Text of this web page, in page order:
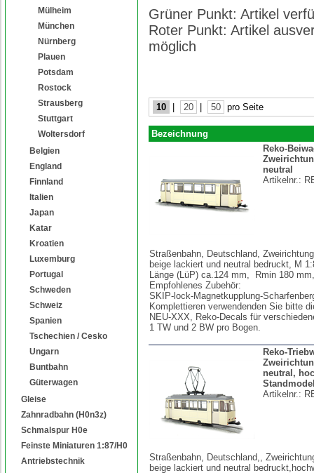
Mülheim
München
Nürnberg
Plauen
Potsdam
Rostock
Strausberg
Stuttgart
Woltersdorf
Belgien
England
Finnland
Italien
Japan
Katar
Kroatien
Luxemburg
Portugal
Schweden
Schweiz
Spanien
Tschechien / Cesko
Ungarn
Buntbahn
Güterwagen
Gleise
Zahnradbahn (H0n3z)
Schmalspur H0e
Feinste Miniaturen 1:87/H0
Antriebstechnik
Grüner Punkt: Artikel
Roter Punkt: Artikel
möglich
10 20 50 pro Seite
Bezeichnung
Reko-
neutral
Artikelnr.:
Straßenbahn, Deutschland,
beige lackiert und neutral bedruckt, M
Länge (LüP) ca.124 mm, Rmin 180
Empfohlenes Zubehör:
SKIP-lock-Magnetkupplung-
Komplettieren verwendenden Sie bitte
NEU-XXX, Reko-Decals für
1 TW und 2 BW pro Bogen.
Reko-
neutral,
Artikelnr.:
Straßenbahn, Deutschland,,
beige lackiert und neutral